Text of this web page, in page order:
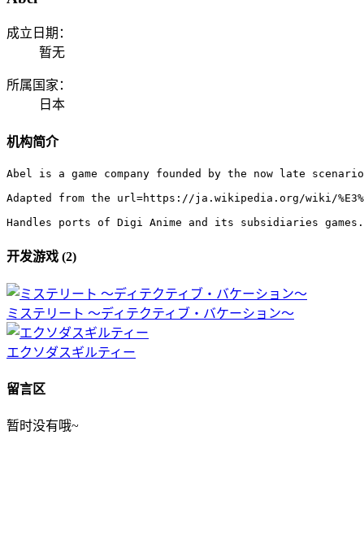
成立日期：
暂无
所属国家：
日本
机构简介
Abel is a game company founded by the now late
Adapted from the url=https://ja.wikipedia.org/wiki/
Handles ports of Digi Anime and its subsidiaries games.
开发游戏 (2)
ミステリート ～ディテクティブ・バケーション～
エクソダスギルティー
留言区
暂时没有哦~